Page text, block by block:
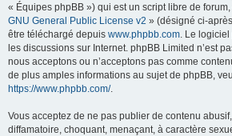
« Équipes phpBB ») qui est un script libre de
GNU General Public License v2 » (désigné ci-
être téléchargé depuis www.phpbb.com. Le
les discussions sur Internet. phpBB Limited n’est
nous acceptons ou n’acceptons pas comme
de plus amples informations au sujet de phpBB,
https://www.phpbb.com/.
Vous acceptez de ne pas publier de contenu
diffamatoire, choquant, menaçant, à caractère